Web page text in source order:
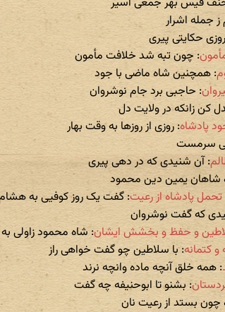
جمله اشرار
حکایتی پیری
: چون تبه شد خلافت مأمون
: همچنین شاه ماضی با جود
: حاجبی برد جام نوشروان
کن زانکه در ولایت دل
: روزی از روزها به وقت بهار
سرمست
: آن شنیدی که در دهی پیری
شاهان یمین دین محمود
: گفت یک روز کوفیی به
که گفت نوشروان
: شاه محمود زاولی
: با سلاطین چو گفت خواهی راز
: همه خلق آنچه ماده وانچه نرند
: بشنو تا ابوحنیفه چه گفت
چون بستد از رعیت نان